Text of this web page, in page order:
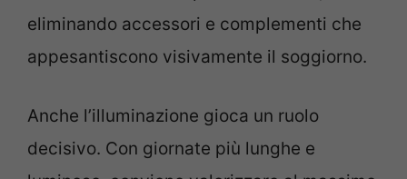
eliminando accessori e complementi che
appesantiscono visivamente il soggiorno.
Anche l’illuminazione gioca un ruolo
decisivo. Con giornate più lunghe e